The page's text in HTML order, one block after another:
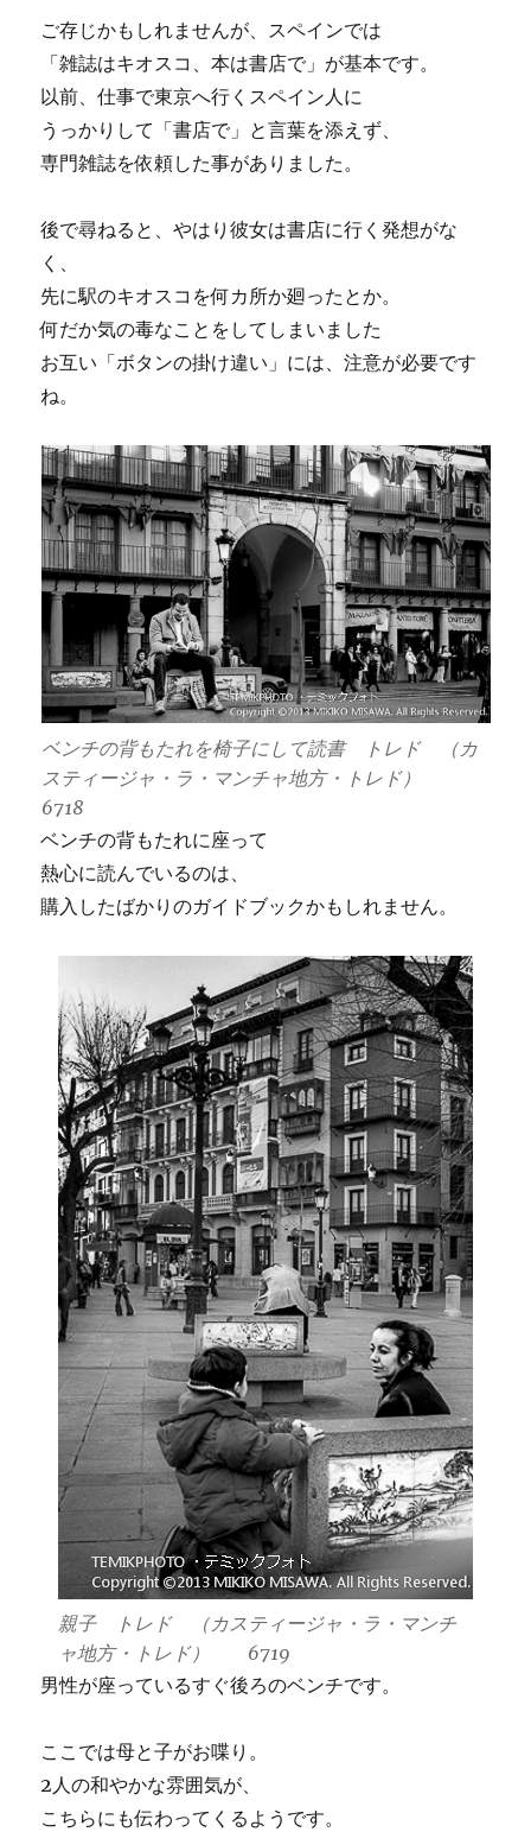
ご存じかもしれませんが、スペインでは
「雑誌はキオスコ、本は書店で」が基本です。
以前、仕事で東京へ行くスペイン人に
うっかりして「書店で」と言葉を添えず、
専門雑誌を依頼した事がありました。
後で尋ねると、やはり彼女は書店に行く発想がな
く、
先に駅のキオスコを何カ所か廻ったとか。
何だか気の毒なことをしてしまいました
お互い「ボタンの掛け違い」には、注意が必要です
ね。
ベンチの背もたれを椅子にして読書 トレド （カ
スティージャ・ラ・マンチャ地方・トレド）
6718
ベンチの背もたれに座って
熱心に読んでいるのは、
購入したばかりのガイドブックかもしれません。
親子 トレド （カスティージャ・ラ・マンチ
ャ地方・トレド） 6719
男性が座っているすぐ後ろのベンチです。
ここでは母と子がお喋り。
2人の和やかな雰囲気が、
こちらにも伝わってくるようです。